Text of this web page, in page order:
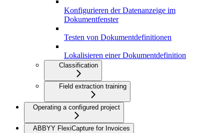
Konfigurieren der Datenanzeige im
Dokumentfenster
Testen von Dokumentdefinitionen
Lokalisieren einer Dokumentdefinition
Classification
Field extraction training
Operating a configured project
ABBYY FlexiCapture for Invoices